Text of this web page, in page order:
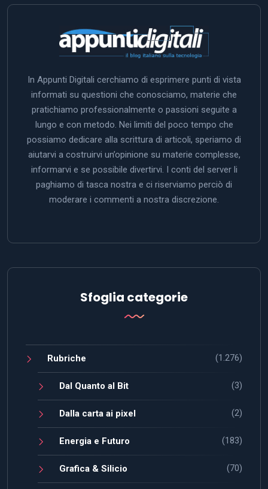
In Appunti Digitali cerchiamo di esprimere punti di vista
informati su questioni che conosciamo, materie che
pratichiamo professionalmente o passioni seguite a
lungo e con metodo. Nei limiti del poco tempo che
possiamo dedicare alla scrittura di articoli, speriamo di
aiutarvi a costruirvi un’opinione su materie complesse,
informarvi e se possibile divertirvi. I conti del server li
paghiamo di tasca nostra e ci riserviamo perciò di
moderare i commenti a nostra discrezione.
Sfoglia categorie
Rubriche (1.276)
Dal Quanto al Bit (3)
Dalla carta ai pixel (2)
Energia e Futuro (183)
Grafica & Silicio (70)